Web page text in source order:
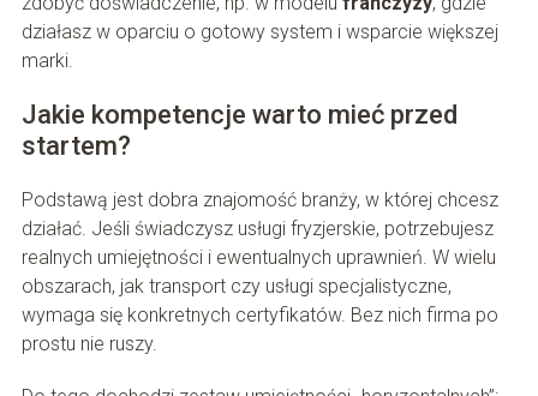
działasz w oparciu o gotowy system i wsparcie większej
marki.
Jakie kompetencje warto mieć przed
startem?
Podstawą jest dobra znajomość branży, w której chcesz
działać. Jeśli świadczysz usługi fryzjerskie, potrzebujesz
realnych umiejętności i ewentualnych uprawnień. W wielu
obszarach, jak transport czy usługi specjalistyczne,
wymaga się konkretnych certyfikatów. Bez nich firma po
prostu nie ruszy.